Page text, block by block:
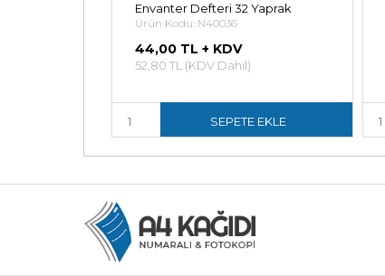
Envanter Defteri 32 Yaprak
Ürün Kodu: N40036
44,00 TL + KDV
52,80 TL (KDV Dahil)
SEPETE EKLE